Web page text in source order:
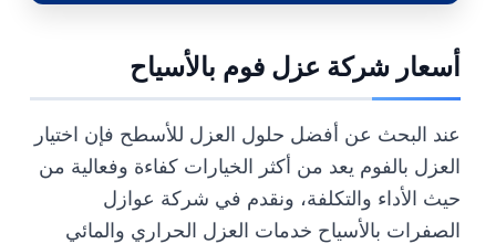
أسعار شركة عزل فوم بالأسياح
عند البحث عن أفضل حلول العزل للأسطح فإن اختيار
العزل بالفوم يعد من أكثر الخيارات كفاءة وفعالية من
حيث الأداء والتكلفة، ونقدم في شركة عوازل
الصفرات بالأسياح خدمات العزل الحراري والمائي